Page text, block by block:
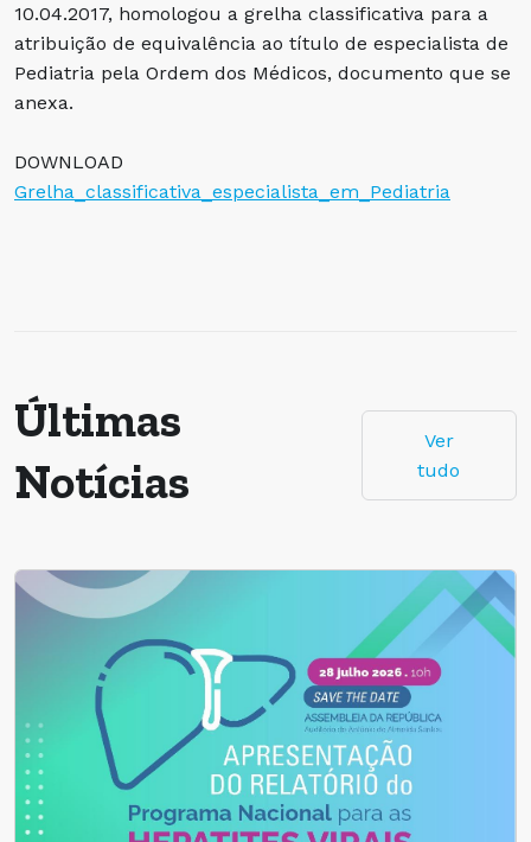
10.04.2017, homologou a grelha classificativa para a
atribuição de equivalência ao título de especialista de
Pediatria pela Ordem dos Médicos, documento que se
anexa.
DOWNLOAD
Grelha_classificativa_especialista_em_Pediatria
Últimas
Notícias
Ver
tudo